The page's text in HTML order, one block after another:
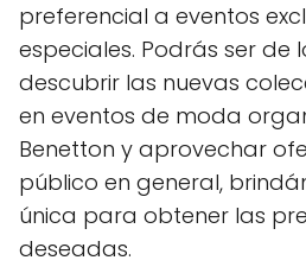
preferencial a eventos
especiales. Podrás ser de
descubrir las nuevas
en eventos de moda
Benetton y aprovechar
público en general,
única para obtener las
deseadas.